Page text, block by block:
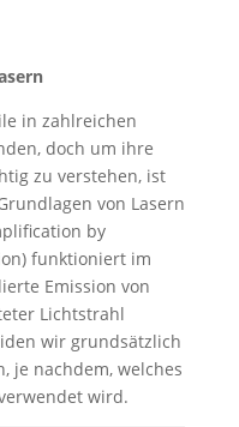
in zahlreichen
doch um ihre
zu verstehen, ist
von Lasern
by
funktioniert im
Emission von
Lichtstrahl
wir grundsätzlich
je nachdem, welches
wird.